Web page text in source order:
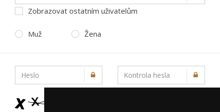
Zobrazovat ostatním uživatelům
Muž Žena
Heslo Kontrola hesla